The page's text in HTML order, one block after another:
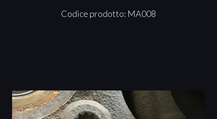
Codice prodotto: MA008